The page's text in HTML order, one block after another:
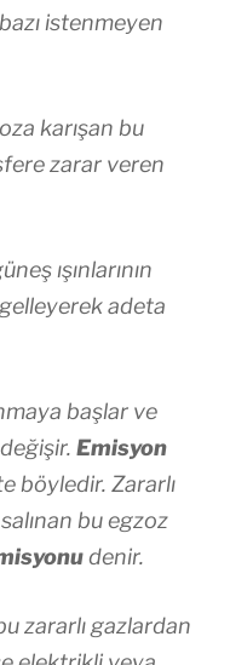
istenmeyen
karışan bu
zarar veren
ışınlarının
adeta
başlar ve
Emisyon
böyledir. Zararlı
bu egzoz
denir.
zararlı gazlardan